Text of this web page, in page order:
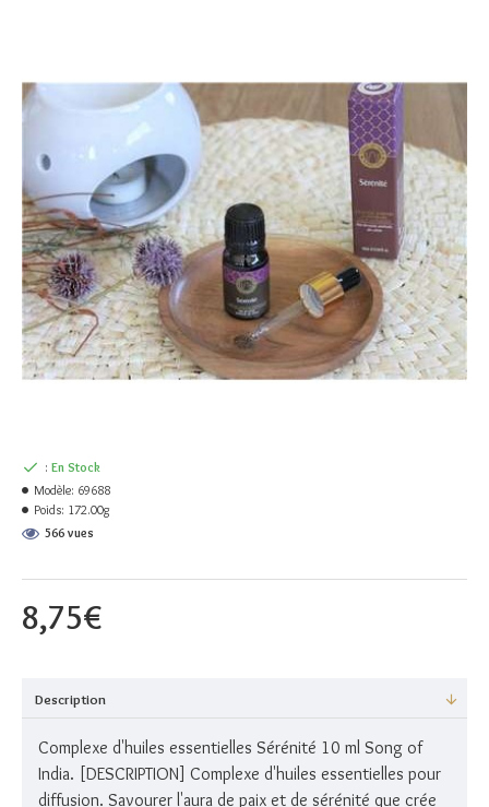
8,75€
: En Stock
Modèle: 69688
Poids: 172.00g
566 vues
Description
Complexe d'huiles essentielles Sérénité 10 ml Song of
India. [DESCRIPTION] Complexe d'huiles essentielles pour
diffusion. Savourer l'aura de paix et de sérénité que crée